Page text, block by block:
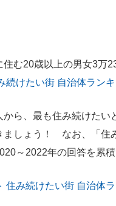
む20歳以上の男女3万
続けたい街 自治体ラン
ら、最も住み続けたい
ましょう！ なお、「住
～2022年の回答を累
住み続けたい街 自治体